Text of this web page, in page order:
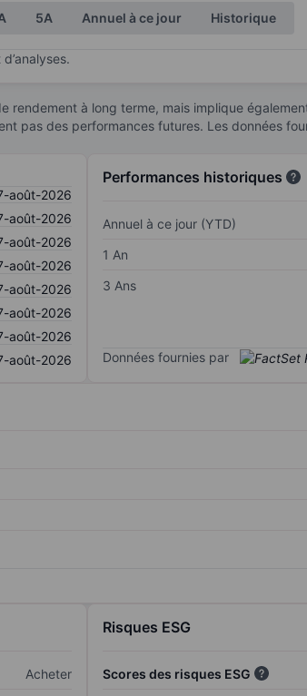
5A Annuel à ce jour Historique
rendement à long terme, mais implique
pas des performances futures. Les données
août-2026
août-2026
août-2026
août-2026
août-2026
août-2026
août-2026
août-2026
Performances historiques
Annuel à ce jour (YTD)
1 An
3 Ans
Données fournies par
Acheter
Risques ESG
Scores des risques ESG